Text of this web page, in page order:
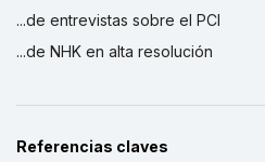
...de entrevistas sobre el PCI
...de NHK en alta resolución
Referencias claves